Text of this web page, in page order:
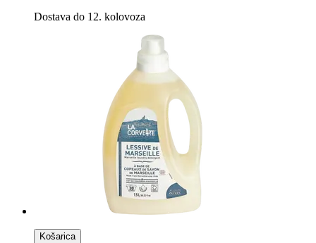
Dostava do 12. kolovoza
Košarica